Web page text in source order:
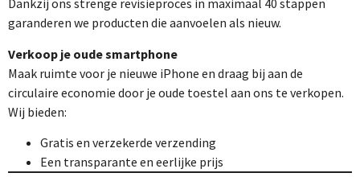
Dankzij ons strenge revisieproces in maximaal 40 stappen
garanderen we producten die aanvoelen als nieuw.
Verkoop je oude smartphone
Maak ruimte voor je nieuwe iPhone en draag bij aan de
circulaire economie door je oude toestel aan ons te verkopen.
Wij bieden:
Gratis en verzekerde verzending
Een transparante en eerlijke prijs